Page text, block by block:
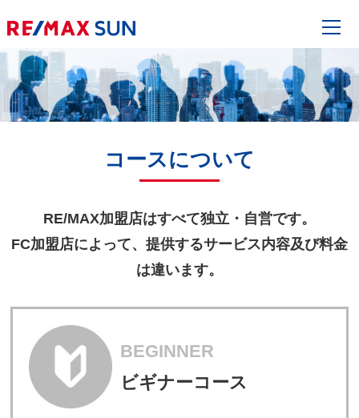
コースについて
RE/MAX加盟店はすべて独立・自営です。
FC加盟店によって、提供するサービス内容及び料金
は違います。
BEGINNER
ビギナーコース